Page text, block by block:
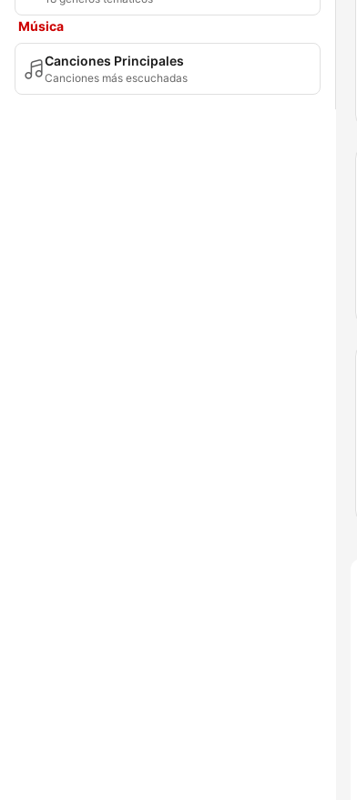
Música
Canciones Principales
Canciones más escuchadas